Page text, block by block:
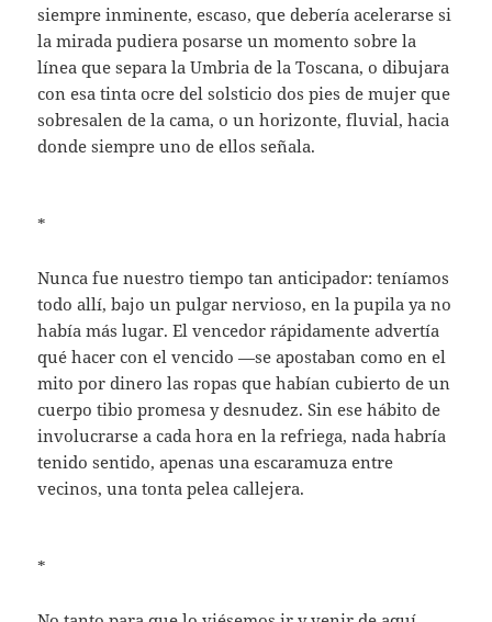
siempre inminente, escaso, que debería acelerarse si
la mirada pudiera posarse un momento sobre la
línea que separa la Umbria de la Toscana, o dibujara
con esa tinta ocre del solsticio dos pies de mujer que
sobresalen de la cama, o un horizonte, fluvial, hacia
donde siempre uno de ellos señala.
*
Nunca fue nuestro tiempo tan anticipador: teníamos
todo allí, bajo un pulgar nervioso, en la pupila ya no
había más lugar. El vencedor rápidamente advertía
qué hacer con el vencido —se apostaban como en el
mito por dinero las ropas que habían cubierto de un
cuerpo tibio promesa y desnudez. Sin ese hábito de
involucrarse a cada hora en la refriega, nada habría
tenido sentido, apenas una escaramuza entre
vecinos, una tonta pelea callejera.
*